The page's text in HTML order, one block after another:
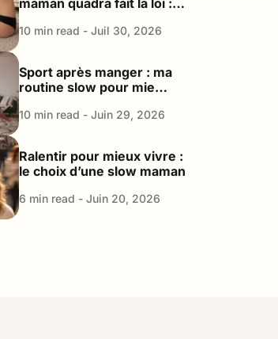
Good Enough
10 min read - Juil 30, 2026
Sport après manger : ma
routine slow pour mieux
l’énergie
10 min read - Juin 29, 2026
Ralentir pour mieux vivre :
le choix d’une slow maman
6 min read - Juin 20, 2026